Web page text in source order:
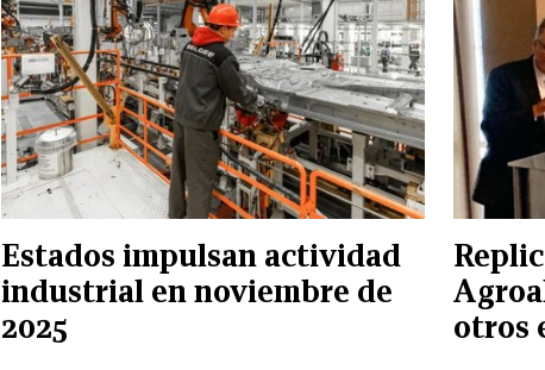
Estados impulsan actividad
industrial en noviembre de
2025
otros